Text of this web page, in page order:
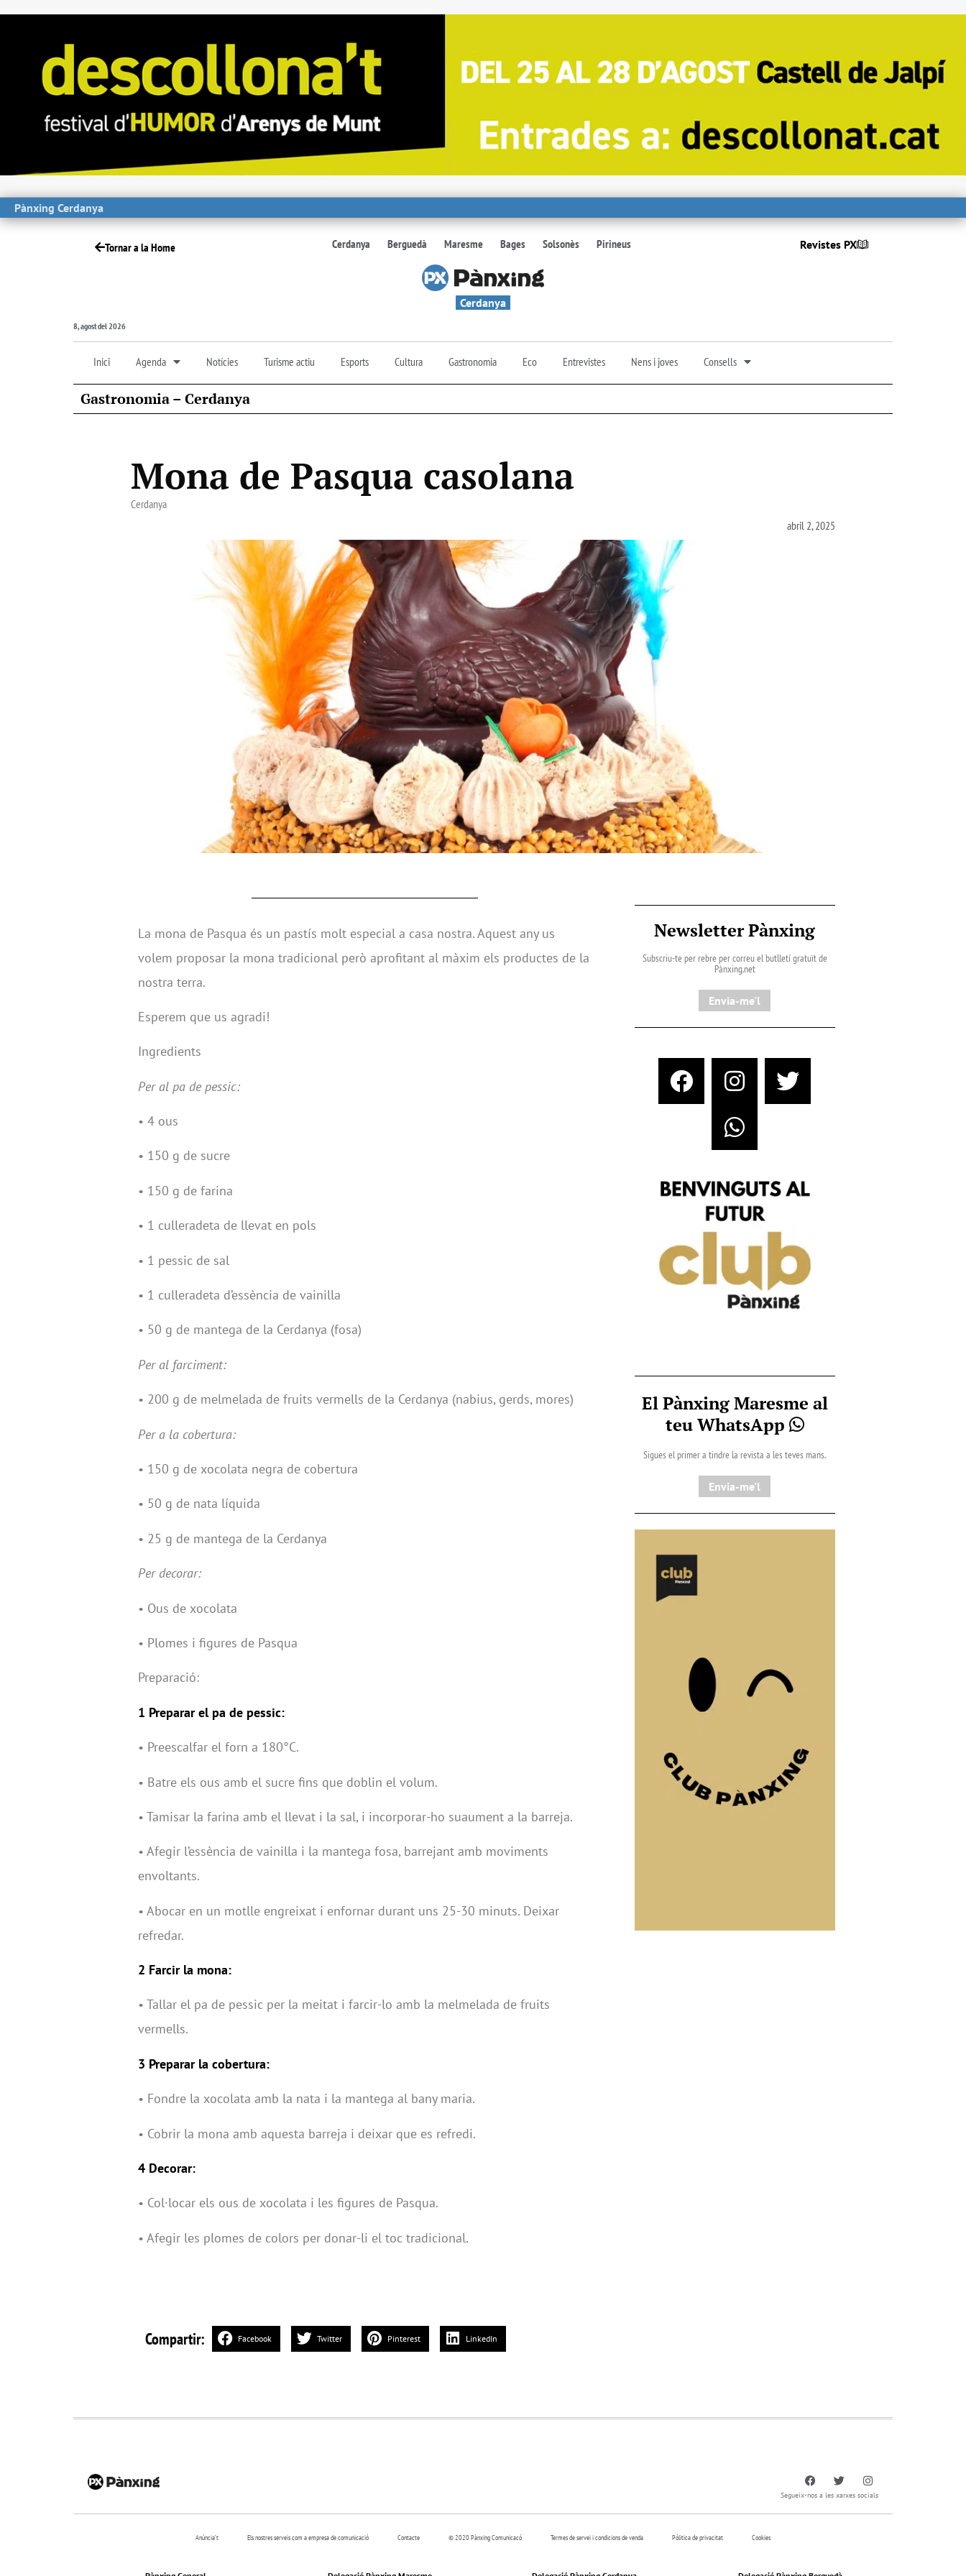
Pànxing Cerdanya
Tornar a la Home Cerdanya Berguedà Maresme Bages Solsonès Pirineus Revistes PX
Cerdanya
8, agost del 2026
Inici Agenda Notícies Turisme actiu Esports Cultura Gastronomia Eco Entrevistes Nens i joves Consells
Gastronomia – Cerdanya
Mona de Pasqua casolana
Cerdanya
abril 2, 2025
La mona de Pasqua és un pastís molt especial a casa nostra. Aquest any us
volem proposar la mona tradicional però aprofitant al màxim els productes de la
nostra terra.
Esperem que us agradi!
Ingredients
Per al pa de pessic:
• 4 ous
• 150 g de sucre
• 150 g de farina
• 1 culleradeta de llevat en pols
• 1 pessic de sal
• 1 culleradeta d’essència de vainilla
• 50 g de mantega de la Cerdanya (fosa)
Per al farciment:
• 200 g de melmelada de fruits vermells de la Cerdanya (nabius, gerds, mores)
Per a la cobertura:
• 150 g de xocolata negra de cobertura
• 50 g de nata líquida
• 25 g de mantega de la Cerdanya
Per decorar:
• Ous de xocolata
• Plomes i figures de Pasqua
Preparació:
1 Preparar el pa de pessic:
• Preescalfar el forn a 180°C.
• Batre els ous amb el sucre fins que doblin el volum.
• Tamisar la farina amb el llevat i la sal, i incorporar-ho suaument a la barreja.
• Afegir l’essència de vainilla i la mantega fosa, barrejant amb moviments
envoltants.
• Abocar en un motlle engreixat i enfornar durant uns 25-30 minuts. Deixar
refredar.
2 Farcir la mona:
• Tallar el pa de pessic per la meitat i farcir-lo amb la melmelada de fruits
vermells.
3 Preparar la cobertura:
• Fondre la xocolata amb la nata i la mantega al bany maria.
• Cobrir la mona amb aquesta barreja i deixar que es refredi.
4 Decorar:
• Col·locar els ous de xocolata i les figures de Pasqua.
• Afegir les plomes de colors per donar-li el toc tradicional.
Compartir: Facebook Twitter Pinterest LinkedIn
Newsletter Pànxing
Subscriu-te per rebre per correu el butlletí gratuït de
Pànxing.net​
Envia-me'l
El Pànxing Maresme al
teu WhatsApp
Sigues el primer a tindre la revista a les teves mans.
Envia-me'l
Segueix-nos a les xarxes socials
Anúncia’t Els nostres serveis com a empresa de comunicació Contacte © 2020 Pànxing Comunicacó Termes de servei i condicions de venda Pólitica de privacitat Cookies